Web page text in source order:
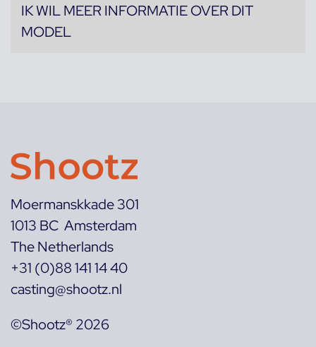
IK WIL MEER INFORMATIE OVER DIT
MODEL
Moermanskkade 301
1013 BC Amsterdam
The Netherlands
+31 (0)88 141 14 40
casting@shootz.nl
©Shootz® 2026